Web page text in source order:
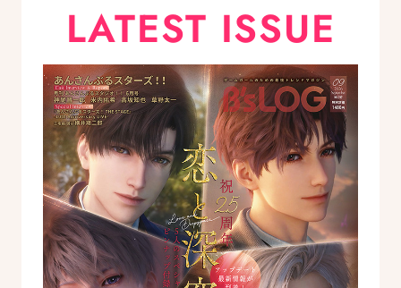
LATEST ISSUE